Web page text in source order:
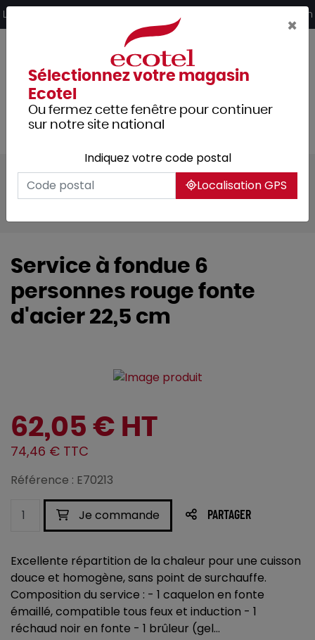
Livraison offerte dès 249€ HT d’achat et retrait 2h en magasin
Tous les produits
Arts de la table
Vaisselle
Vaisselle de spécialités
Service à fondue 6
personnes rouge fonte
d'acier 22,5 cm
62,05 € HT
74,46 € TTC
Référence : E70213
Je commande PARTAGER
Excellente répartition de la chaleur pour une cuisson
douce et homogène, sans point de surchauffe.
Composition du service : - 1 caquelon en fonte
émaillé, compatible tous feux et induction - 1
réchaud noir en fonte - 1 brûleur (gel...
×
Sélectionnez votre magasin
Ecotel
Ou fermez cette fenêtre pour continuer
sur notre site national
Indiquez votre code postal
Localisation GPS
Panneau de gestion des cookies